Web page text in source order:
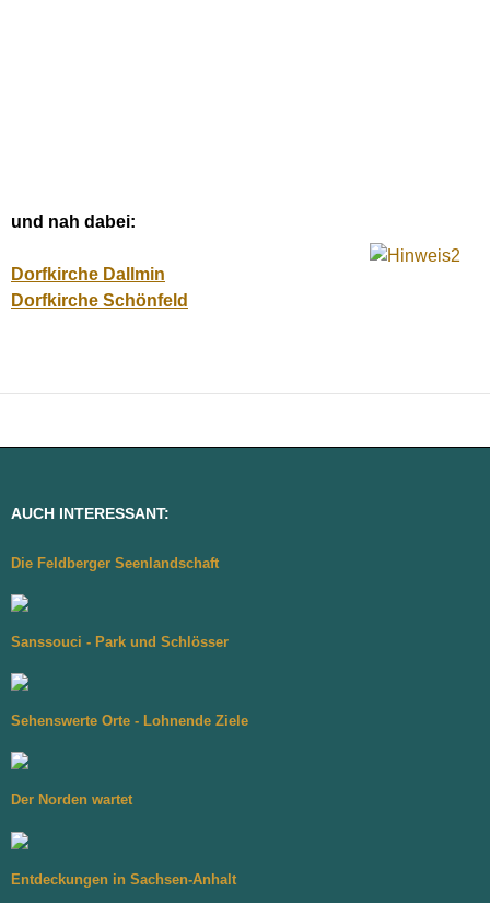
und nah dabei:
Dorfkirche Dallmin
Dorfkirche Schönfeld
AUCH INTERESSANT:
Die Feldberger Seenlandschaft
Sanssouci - Park und Schlösser
Sehenswerte Orte - Lohnende Ziele
Der Norden wartet
Entdeckungen in Sachsen-Anhalt